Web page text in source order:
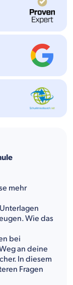
mehr
Wie das
bei
an deine
In diesem
Fragen